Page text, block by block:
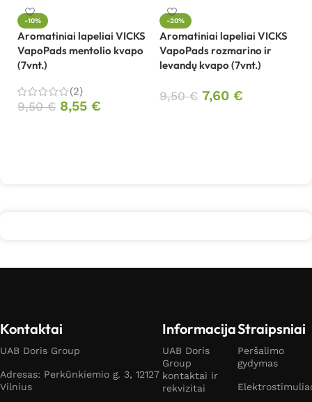
-10%
Aromatiniai lapeliai VICKS
VapoPads mentolio kvapo
(7vnt.)
(2)
9,50€ 8,55 €
-20%
Aromatiniai lapeliai VICKS
VapoPads rozmarino ir
levandų kvapo (7vnt.)
9,50€ 7,60 €
Kontaktai
UAB Doris Group
Adresas: Perkūnkiemio g. 3, 12127
Vilnius
Informacija
UAB Doris
Group
kontaktai ir
rekvizitai
Straipsniai
Peršalimo
gydymas